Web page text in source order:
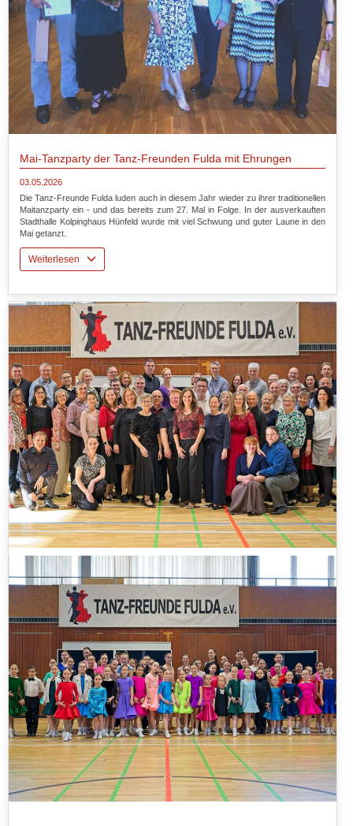
Mai-Tanzparty der Tanz-Freunden Fulda mit Ehrungen
03.05.2026
Die Tanz-Freunde Fulda luden auch in diesem Jahr wieder zu ihrer traditionellen
Maitanzparty ein - und das bereits zum 27. Mal in Folge. In der ausverkauften
Stadthalle Kolpinghaus Hünfeld wurde mit viel Schwung und guter Laune in den
Mai getanzt.
Weiterlesen